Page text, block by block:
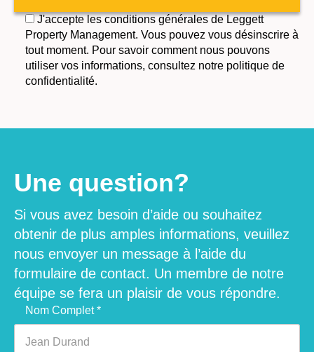
J'accepte les conditions générales de Leggett
Property Management. Vous pouvez vous désinscrire à
tout moment. Pour savoir comment nous pouvons
utiliser vos informations, consultez notre politique de
confidentialité.
Une question?
Si vous avez besoin d’aide ou souhaitez
obtenir de plus amples informations, veuillez
nous envoyer un message à l’aide du
formulaire de contact. Un membre de notre
équipe se fera un plaisir de vous répondre.
Veuillez laisser ce champ vide.
Nom Complet *